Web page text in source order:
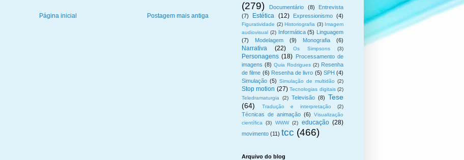
Postagem mais antiga
Página inicial
(279)
Documentário (8)
Entrevista
(7)
Estética (12) Expressionismo (4)
Figuratividade (2) Historiografia (3) Imagem
audiovisual (2) Informática (5) Linguagem
(7)
Modelagem (9) Monografia (6)
Narrativa (22) Os Simpsons (3)
Personagens (18) Processamento de
imagens (8) Quia Rodrigues (2) Resenha
de filme (6) Resenha de livro (5) SPH (4)
Simulação (5) Simulação de multidão (2)
Stop motion (27) Tecnologias digitais (2)
Teledramaturgia
(2) Televisão (8) Tese
(64)
Tradução e interpretação (2)
Técnicas de animação (6)
Visualização
científica
(3) WWW (2) educação (28)
movimento (11) tcc (466)
Arquivo do blog